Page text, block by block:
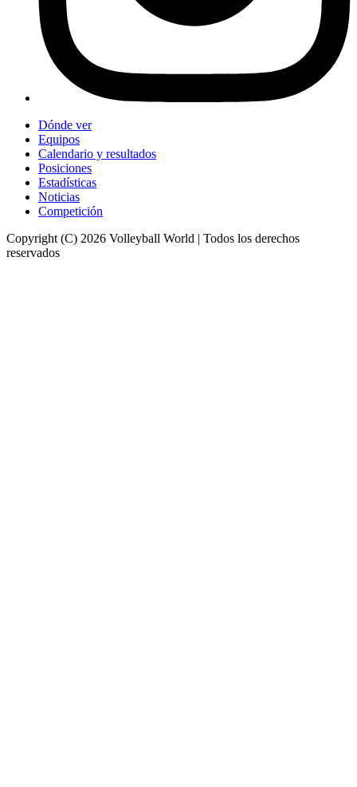
Dónde ver
Equipos
Calendario y resultados
Posiciones
Estadísticas
Noticias
Competición
Copyright (C) 2026 Volleyball World | Todos los derechos
reservados